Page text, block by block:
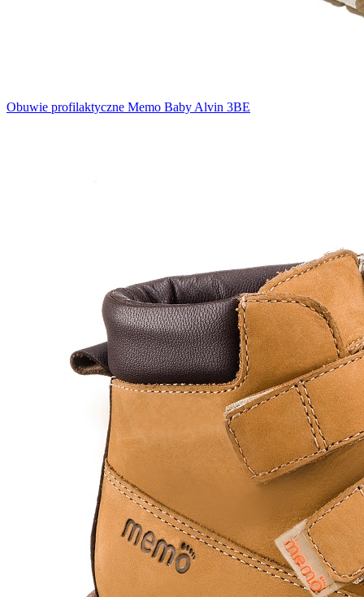
Obuwie profilaktyczne Memo Baby Alvin 3BE